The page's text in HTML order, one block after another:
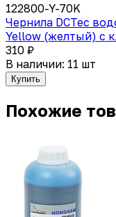
122800-Y-70K
Чернила DCTec
Yellow (желтый) с
310 ₽
В наличии: 11 шт
Купить
Похожие